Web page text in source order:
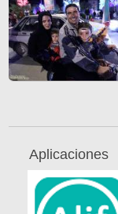
Aplicaciones